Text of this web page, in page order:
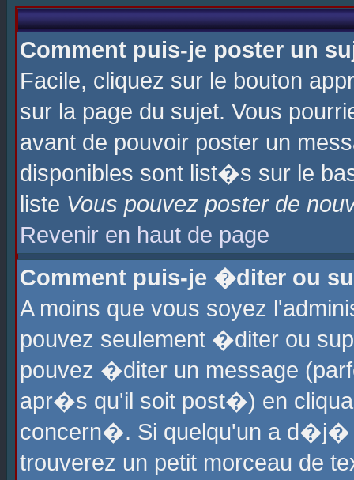
Comment puis-je poster un
Facile, cliquez sur le bouton
sur la page du sujet. Vous
avant de pouvoir poster un
disponibles sont list�s sur le
liste Vous pouvez poster de
Revenir en haut de page
Comment puis-je �diter ou
A moins que vous soyez
pouvez seulement �diter ou
pouvez �diter un message
apr�s qu'il soit post�) en
concern�. Si quelqu'un a
trouverez un petit morceau de